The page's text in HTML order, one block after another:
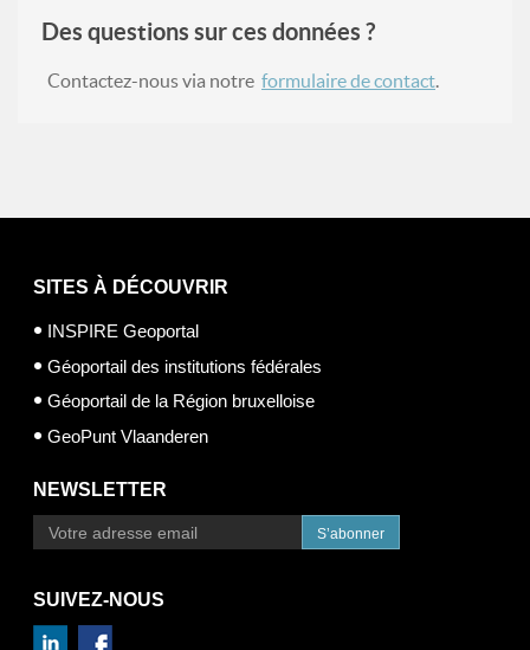
Des questions sur ces données ?
Contactez-nous via notre formulaire de contact.
SITES À DÉCOUVRIR
INSPIRE Geoportal
Géoportail des institutions fédérales
Géoportail de la Région bruxelloise
GeoPunt Vlaanderen
NEWSLETTER
S’abonner
SUIVEZ-NOUS